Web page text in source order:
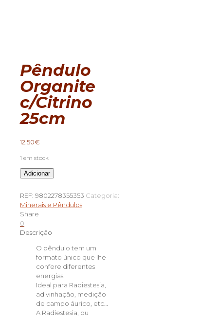
Pêndulo
Organite
c/Citrino
25cm
12.50€
1 em stock
Quantidade
de
Organite
c/Citrino
25cm
Adicionar
REF: 9802278355353 Categoria:
Minerais e Pêndulos
Share
0
Descrição
O pêndulo tem um
formato único que lhe
confere diferentes
energias.
Ideal para Radiestesia,
adivinhação, medição
de campo áurico, etc…
A Radiestesia, ou